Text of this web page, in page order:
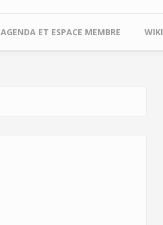
AGENDA ET ESPACE MEMBRE WIKI